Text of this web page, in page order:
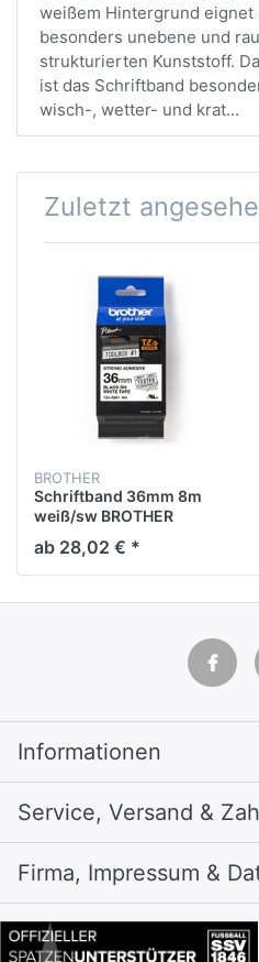
weißem Hintergrund eignet
besonders unebene und
strukturierten Kunststoff.
ist das Schriftband
wisch-, wetter- und krat...
Zuletzt
BROTHER
Schriftband 36mm 8m
weiß/sw BROTHER
TZES261
ab 28,02 € *
Informationen
Service, Versand &
Firma, Impressum &